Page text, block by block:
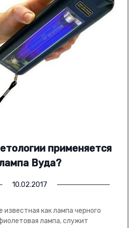
применяется
Вуда?
10.02.2017
как лампа черного
лампа, служит